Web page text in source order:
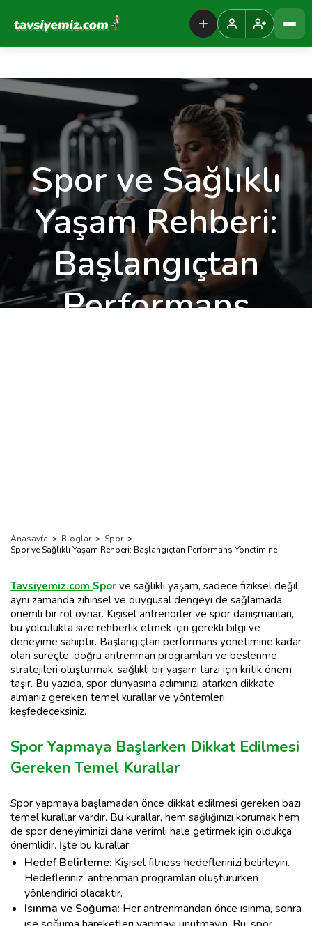
Tavsiyemiz Anasayfa
Spor ve Sağlıklı
Yaşam Rehberi:
Başlangıçtan
Performans
Anasayfa > Bloglar > Spor >
Spor ve Sağlıklı Yaşam Rehberi: Başlangıçtan Performans Yönetimine
Tavsiyemiz.com Spor ve sağlıklı yaşam, sadece fiziksel değil,
aynı zamanda zihinsel ve duygusal dengeyi de sağlamada
önemli bir rol oynar. Kişisel antrenörler ve spor danışmanları,
bu yolculukta size rehberlik etmek için gerekli bilgi ve
deneyime sahiptir. Başlangıçtan performans yönetimine kadar
olan süreçte, doğru antrenman programları ve beslenme
stratejileri oluşturmak, sağlıklı bir yaşam tarzı için kritik önem
taşır. Bu yazıda, spor dünyasına adımınızı atarken dikkate
almanız gereken temel kurallar ve yöntemleri
keşfedeceksiniz.
Spor Yapmaya Başlarken Dikkat Edilmesi
Gereken Temel Kurallar
Spor yapmaya başlamadan önce dikkat edilmesi gereken bazı
temel kurallar vardır. Bu kurallar, hem sağlığınızı korumak hem
de spor deneyiminizi daha verimli hale getirmek için oldukça
önemlidir. İşte bu kurallar:
Hedef Belirleme: Kişisel fitness hedeflerinizi belirleyin.
Hedefleriniz, antrenman programları oluştururken
yönlendirici olacaktır.
Isınma ve Soğuma: Her antrenmandan önce ısınma, sonra